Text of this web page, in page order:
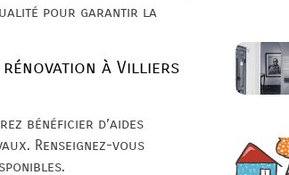
pour garantir la
rénovation à Villiers
bénéficier d’aides
Renseignez-vous